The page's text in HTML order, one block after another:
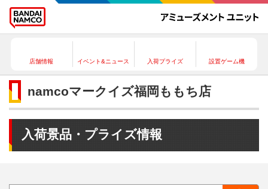
店舗情報 イベント&ニュース 入荷プライズ 設置ゲーム機
namcoマークイズ福岡ももち店
入荷景品・プライズ情報